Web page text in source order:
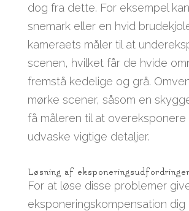
dog fra dette. For eksempel
snemark eller en hvid
kameraets måler til at
scenen, hvilket får de hvide
fremstå kedelige og grå.
mørke scener, såsom en
få måleren til at
udvaske vigtige detaljer.
Løsning af eksponeringsudfordringer
For at løse disse problemer
eksponeringskompensation dig